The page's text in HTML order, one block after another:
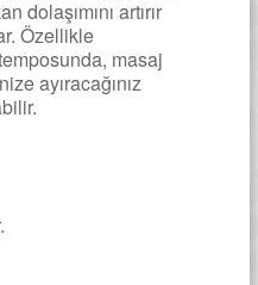
dolaşımını artırır
Özellikle
masaj
ayıracağınız